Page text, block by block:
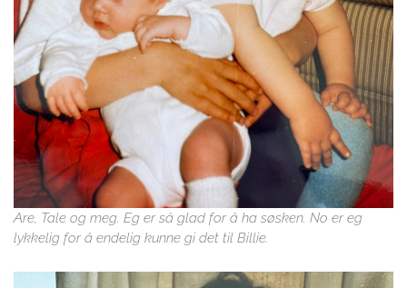
Are, Tale og meg. Eg er så glad for å ha søsken. No er eg
lykkelig for å endelig kunne gi det til Billie.